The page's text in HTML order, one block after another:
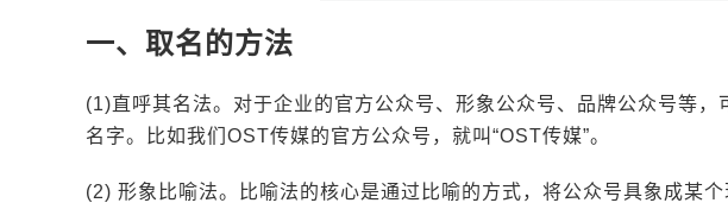
一、取名的方法
(1)直呼其名法。对于企业的官方公众号、形象公众号、品牌公众号等
名字。比如我们OST传媒的官方公众号，就叫“OST传媒”。
(2) 形象比喻法。比喻法的核心是通过比喻的方式，将公众号具象成某